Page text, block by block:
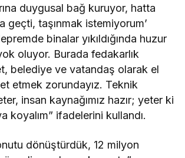
duygusal bağ kuruyor, hatta
geçti, taşınmak istemiyorum’
binalar yıkıldığında huzur
oluyor. Burada fedakarlık
belediye ve vatandaş olarak el
etmek zorundayız. Teknik
insan kaynağımız hazır; yeter ki
koyalım” ifadelerini kullandı.
dönüştürdük, 12 milyon